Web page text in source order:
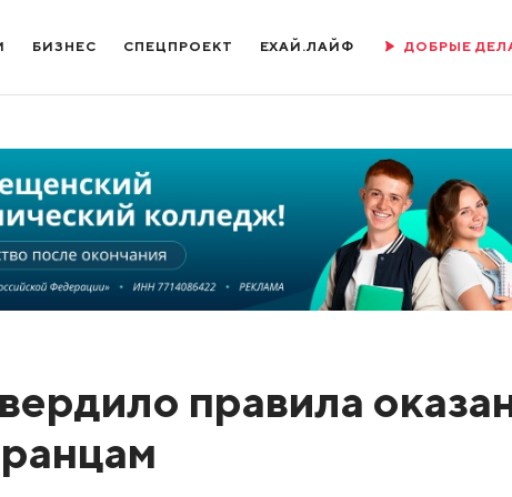
БИЗНЕС СПЕЦПРОЕКТ ЕХАЙ.ЛАЙФ ДОБРЫЕ
правила